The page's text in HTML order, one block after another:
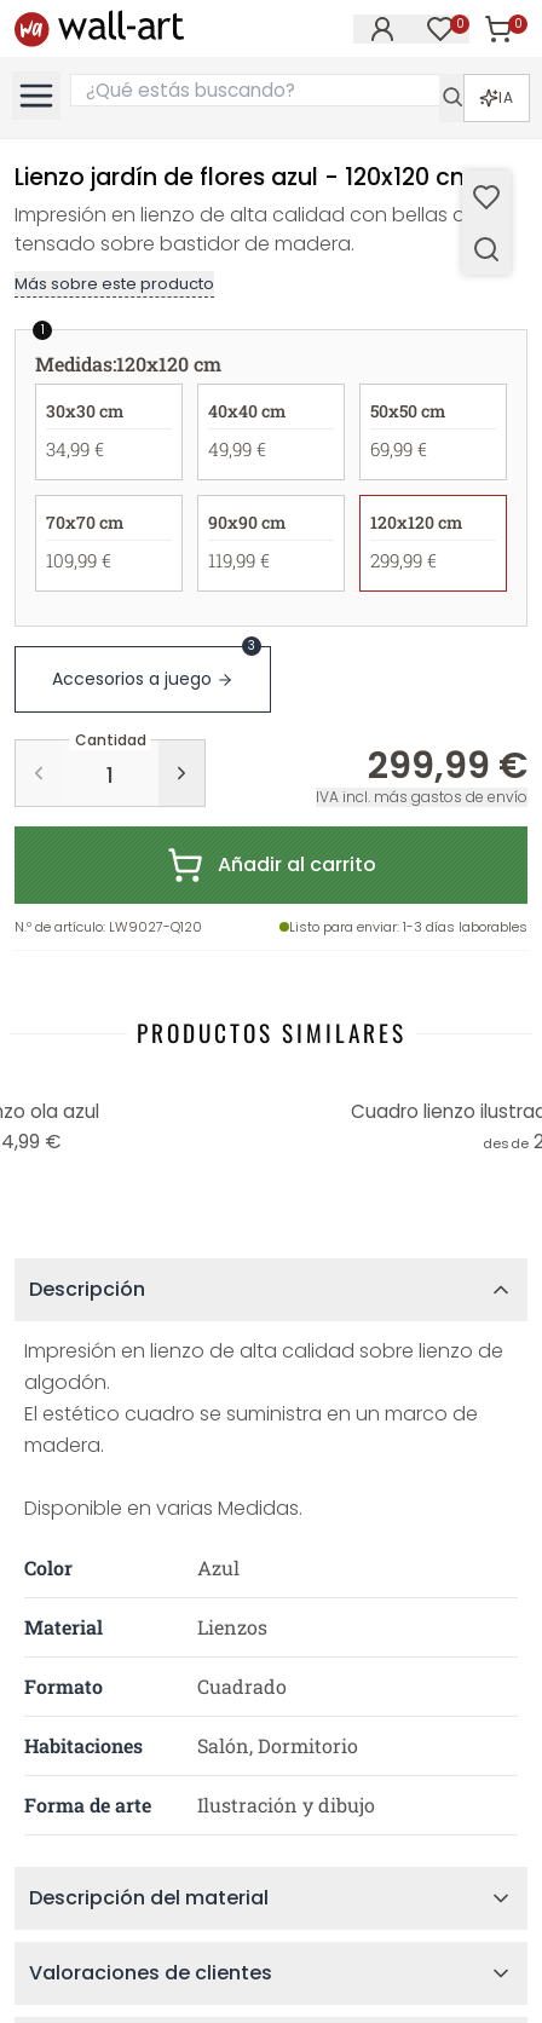
0 0
IA
Lienzo jardín de flores azul - 120x120 cm
Impresión en lienzo de alta calidad con bellas artes
tensado sobre bastidor de madera.
Más sobre este producto
1
Medidas:120x120 cm
30x30 cm
34,99 €
40x40 cm
49,99 €
50x50 cm
69,99 €
70x70 cm
109,99 €
90x90 cm
119,99 €
120x120 cm
299,99 €
Accesorios a juego
3
Cantidad
299,99 €
IVA incl. más gastos de envío
Añadir al carrito
N.º de artículo: LW9027-Q120 Listo para enviar: 1-3 días laborables
PRODUCTOS SIMILARES
ola azul
€
Cuadro lienzo
desde
Descripción
Impresión en lienzo de alta calidad sobre lienzo de
algodón.
El estético cuadro se suministra en un marco de
madera.
Disponible en varias Medidas.
Color Azul
Material Lienzos
Formato Cuadrado
Habitaciones Salón, Dormitorio
Forma de arte Ilustración y dibujo
Descripción del material
Valoraciones de clientes